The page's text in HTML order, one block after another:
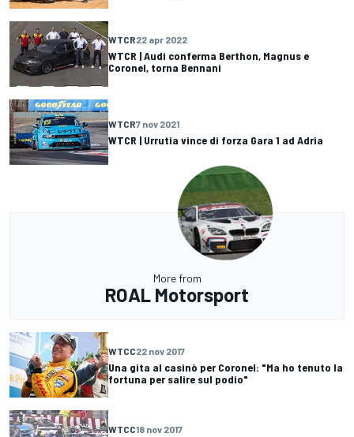
WTCR22 apr 2022
WTCR | Audi conferma Berthon, Magnus e
Coronel, torna Bennani
WTCR7 nov 2021
WTCR | Urrutia vince di forza Gara 1 ad Adria
More from
ROAL Motorsport
WTCC22 nov 2017
Una gita al casinò per Coronel: "Ma ho tenuto la
fortuna per salire sul podio"
WTCC18 nov 2017